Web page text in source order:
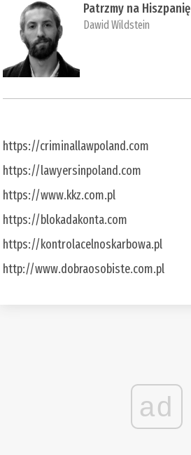
Patrzmy na Hiszpanię
Dawid Wildstein
https://criminallawpoland.com
https://lawyersinpoland.com
https://www.kkz.com.pl
https://blokadakonta.com
https://kontrolacelnoskarbowa.pl
http://www.dobraosobiste.com.pl
ad